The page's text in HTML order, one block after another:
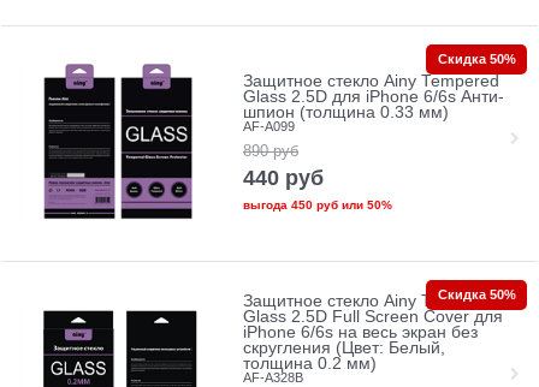
Защитное стекло Ainy Tempered
Glass 2.5D для iPhone 6/6s Анти-
шпион (толщина 0.33 мм)
AF-A099
890 руб
440 руб
выгода 450 рубили 50%
Скидка 50%
Защитное стекло Ainy Tempered
Glass 2.5D Full Screen Cover для
iPhone 6/6s на весь экран без
скругления (Цвет: Белый,
толщина 0.2 мм)
AF-A328B
Скидка 50%